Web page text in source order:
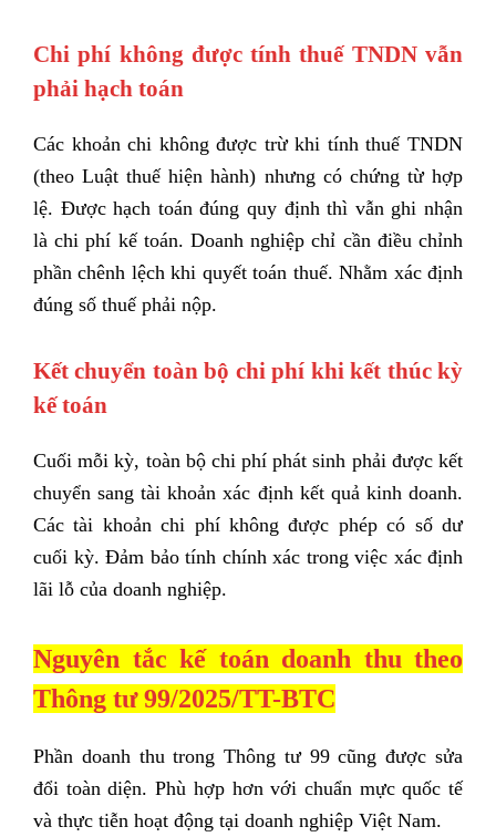
Chi phí không được tính thuế TNDN vẫn
phải hạch toán
Các khoản chi không được trừ khi tính thuế TNDN
(theo Luật thuế hiện hành) nhưng có chứng từ hợp
lệ. Được hạch toán đúng quy định thì vẫn ghi nhận
là chi phí kế toán. Doanh nghiệp chỉ cần điều chỉnh
phần chênh lệch khi quyết toán thuế. Nhằm xác định
đúng số thuế phải nộp.
Kết chuyển toàn bộ chi phí khi kết thúc kỳ
kế toán
Cuối mỗi kỳ, toàn bộ chi phí phát sinh phải được kết
chuyển sang tài khoản xác định kết quả kinh doanh.
Các tài khoản chi phí không được phép có số dư
cuối kỳ. Đảm bảo tính chính xác trong việc xác định
lãi lỗ của doanh nghiệp.
Nguyên tắc kế toán doanh thu theo
Thông tư 99/2025/TT-BTC
Phần doanh thu trong Thông tư 99 cũng được sửa
đổi toàn diện. Phù hợp hơn với chuẩn mực quốc tế
và thực tiễn hoạt động tại doanh nghiệp Việt Nam.